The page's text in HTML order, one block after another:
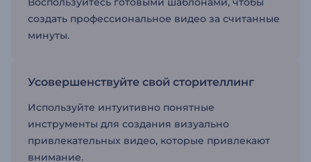
создать профессиональное видео за считанные
минуты.
Усовершенствуйте свой сторителлинг
Используйте интуитивно понятные
инструменты для создания визуально
привлекательных видео, которые привлекают
внимание.